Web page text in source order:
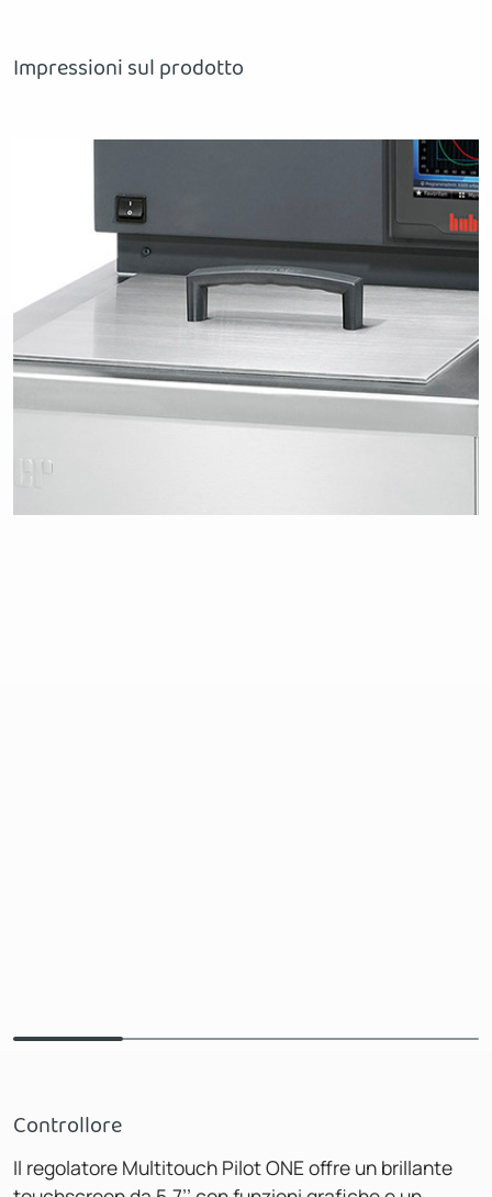
Impressioni sul prodotto
Controllore
Il regolatore Multitouch Pilot ONE offre un brillante